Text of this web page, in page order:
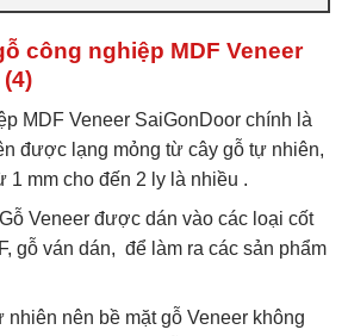
là gì,Giá cửa gỗ công
công nghiệp MDF Veneer
MDF Veneer SaiGonDoor chính là
được lạng mỏng từ cây gỗ tự nhiên,
1 mm cho đến 2 ly là nhiều .
Veneer được dán vào các loại cốt
gỗ ván dán, để làm ra các sản phẩm
nhiên nên bề mặt gỗ Veneer không